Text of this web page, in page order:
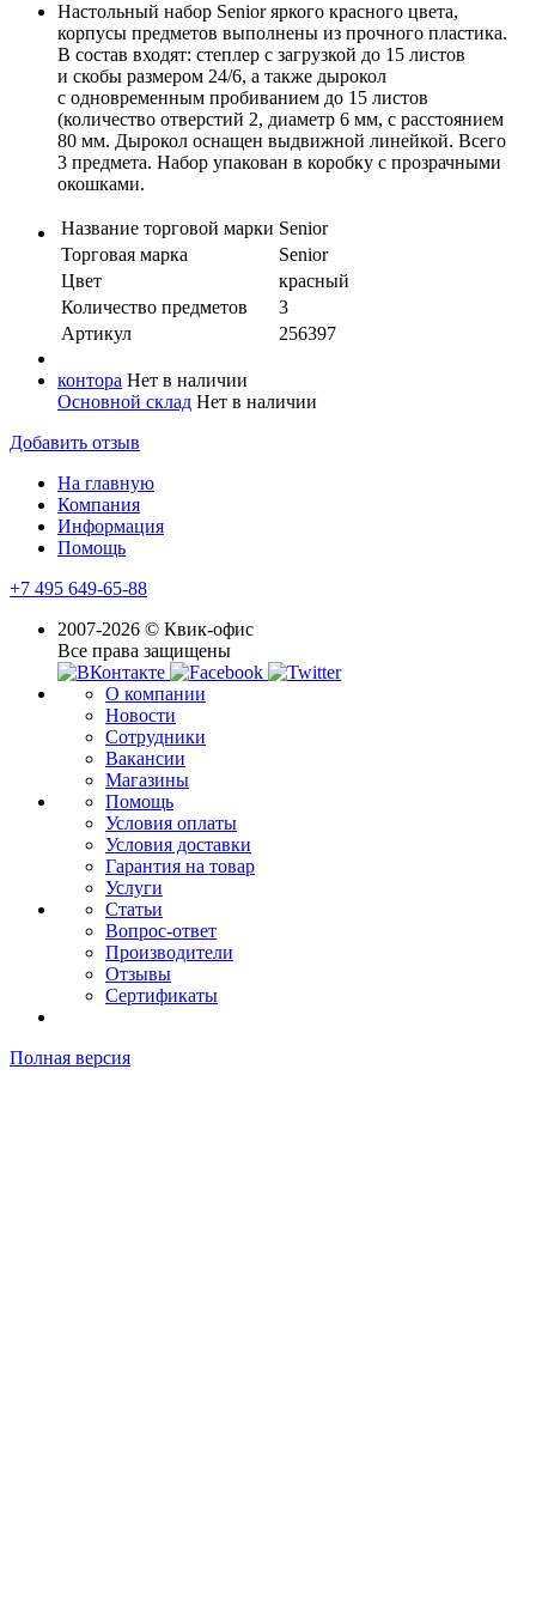
Настольный набор Senior яркого красного цвета,
корпусы предметов выполнены из прочного пластика.
В состав входят: степлер с загрузкой до 15 листов
и скобы размером 24/6, а также дырокол
с одновременным пробиванием до 15 листов
(количество отверстий 2, диаметр 6 мм, с расстоянием
80 мм. Дырокол оснащен выдвижной линейкой. Всего
3 предмета. Набор упакован в коробку с прозрачными
окошками.
Название торговой марки Senior
Торговая марка
Senior
Цвет
красный
Количество предметов
3
Артикул
256397
контора Нет в наличии
Основной склад Нет в наличии
Добавить отзыв
На главную
Компания
Информация
Помощь
+7 495 649-65-88
2007-2026 © Квик-офис
Все права защищены
О компании
Новости
Сотрудники
Вакансии
Магазины
Помощь
Условия оплаты
Условия доставки
Гарантия на товар
Услуги
Статьи
Вопрос-ответ
Производители
Отзывы
Сертификаты
Полная версия